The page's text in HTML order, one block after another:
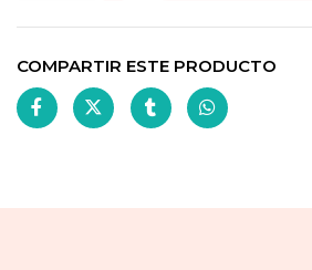
COMPARTIR ESTE PRODUCTO